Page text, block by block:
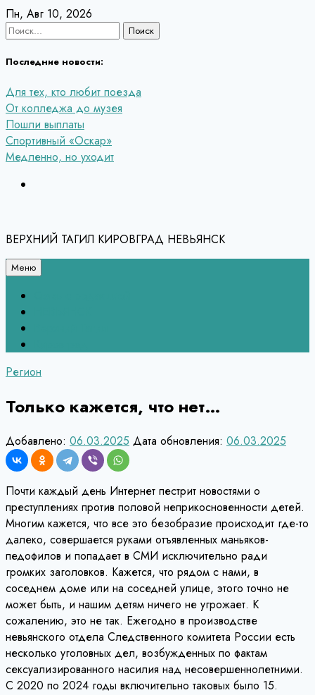
Перейти
к
Пн, Авг 10, 2026
Найти:
Последние новости:
Для тех, кто любит поезда
От колледжа до музея
Пошли выплаты
Спортивный «Оскар»
Медленно, но уходит
ВЕРХНИЙ ТАГИЛ КИРОВГРАД НЕВЬЯНСК
Меню
Регион
Только кажется, что нет…
Добавлено: 06.03.2025 Дата обновления: 06.03.2025
Почти каждый день Интернет пестрит новостями о
преступлениях против половой неприкосновенности детей.
Многим кажется, что все это безобразие происходит где-то
далеко, совершается руками отъявленных маньяков-
педофилов и попадает в СМИ исключительно ради
громких заголовков. Кажется, что рядом с нами, в
соседнем доме или на соседней улице, этого точно не
может быть, и нашим детям ничего не угрожает. К
сожалению, это не так. Ежегодно в производстве
невьянского отдела Следственного комитета России есть
несколько уголовных дел, возбужденных по фактам
сексуализированного насилия над несовершеннолетними.
С 2020 по 2024 годы включительно таковых было 15.